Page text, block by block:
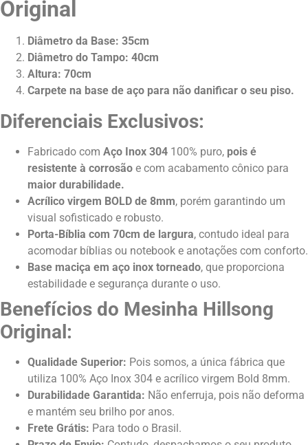
Original
Diâmetro da Base: 35cm
Diâmetro do Tampo: 40cm
Altura: 70cm
Carpete na base de aço para não danificar o seu piso.
Diferenciais Exclusivos:
Fabricado com Aço Inox 304 100% puro, pois é
resistente à corrosão e com acabamento cônico para
maior durabilidade.
Acrílico virgem BOLD de 8mm, porém garantindo um
visual sofisticado e robusto.
Porta-Bíblia com 70cm de largura, contudo ideal para
acomodar bíblias ou notebook e anotações com conforto.
Base maciça em aço inox torneado, que proporciona
estabilidade e segurança durante o uso.
Benefícios do Mesinha Hillsong
Original:
Qualidade Superior: Pois somos, a única fábrica que
utiliza 100% Aço Inox 304 e acrílico virgem Bold 8mm.
Durabilidade Garantida: Não enferruja, pois não deforma
e mantém seu brilho por anos.
Frete Grátis: Para todo o Brasil.